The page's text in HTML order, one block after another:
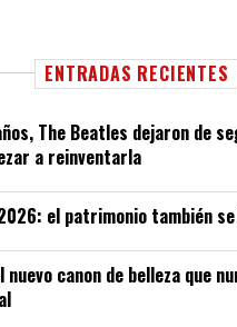
ENTRADAS RECIENTES
The Beatles dejaron de
a reinventarla
el patrimonio también
canon de belleza que